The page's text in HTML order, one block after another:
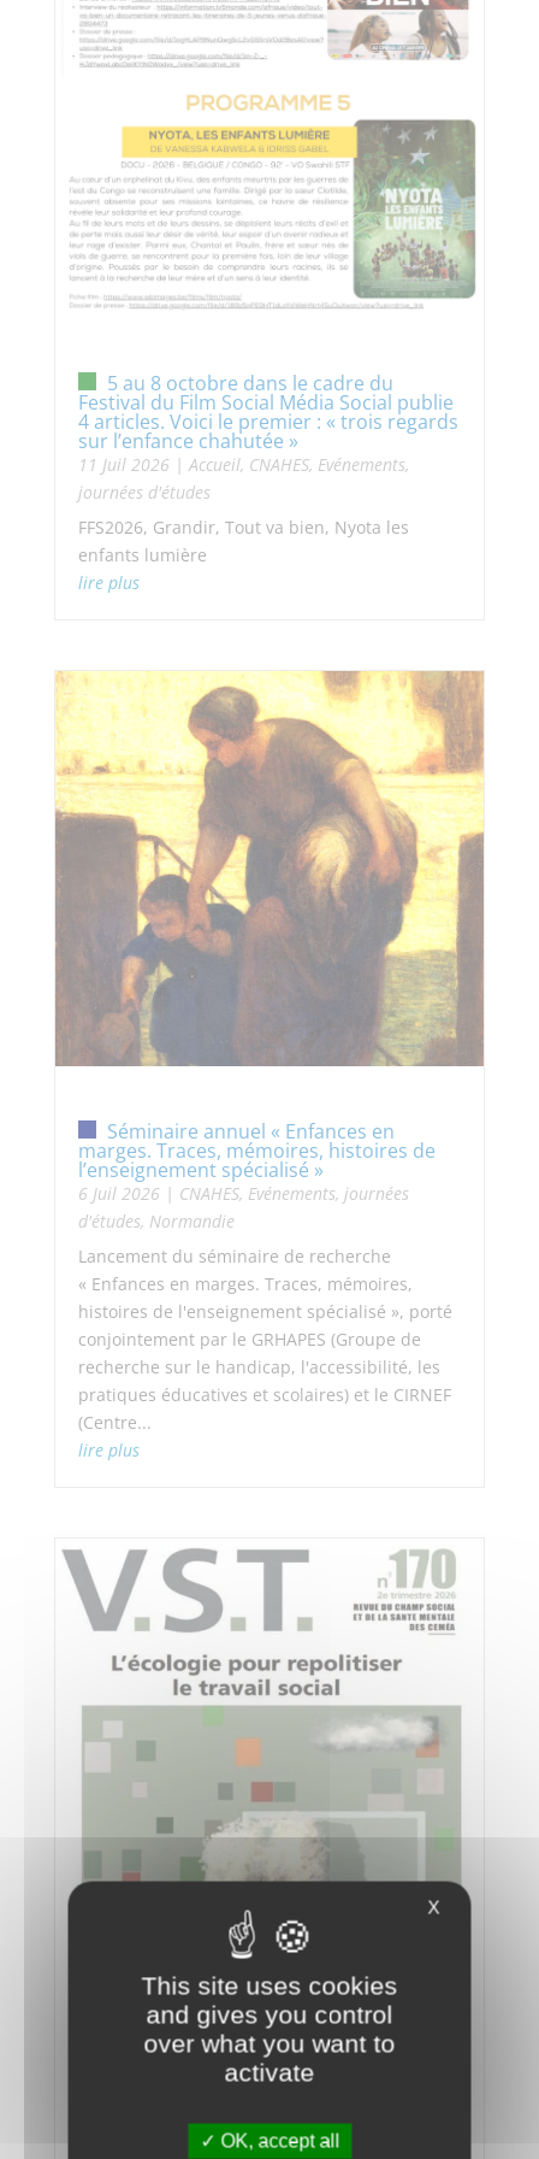
5 au 8 octobre dans le cadre du
Festival du Film Social Média Social publie
4 articles. Voici le premier : « trois regards
sur l’enfance chahutée »
11 Juil 2026|Accueil, CNAHES, Evénements,
journées d'études
FFS2026, Grandir, Tout va bien, Nyota les
enfants lumière
lire plus
Séminaire annuel « Enfances en
marges. Traces, mémoires, histoires de
l’enseignement spécialisé »
6 Juil 2026| CNAHES, Evénements, journées
d'études, Normandie
Lancement du séminaire de recherche
« Enfances en marges. Traces, mémoires,
histoires de l'enseignement spécialisé », porté
conjointement par le GRHAPES (Groupe de
recherche sur le handicap, l'accessibilité, les
pratiques éducatives et scolaires) et le CIRNEF
(Centre...
lire plus
X
This site uses cookies
and gives you control
over what you want to
activate
OK, accept all